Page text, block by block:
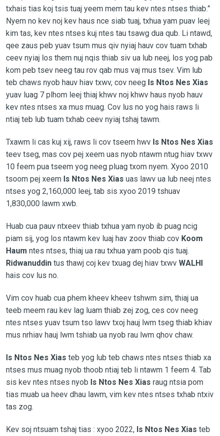
txhais tias koj tsis tuaj yeem mem tau kev ntes ntses thiab.”
Nyem no kev noj kev haus nce siab tuaj, txhua yam puav leej
kim tas, kev ntes ntses kuj ntes tau tsawg dua qub. Li ntawd,
qee zaus peb yuav tsum mus qiv nyiaj hauv cov tuam txhab
ceev nyiaj los them nuj nqis thiab siv ua lub neej, los yog pab
kom peb tsev neeg tau rov qab mus vaj mus tsev. Vim lub
teb chaws nyob hauv hiav txwv, cov neeg Is Ntos Nes Xias
yuav luag 7 plhom leej thiaj khwv noj khwv haus nyob hauv
kev ntes ntses xa mus muag. Cov lus no yog hais raws li
ntiaj teb lub tuam txhab ceev nyiaj tshaj tawm.
Txawm li cas kuj xij, raws li cov tseem hwv Is Ntos Nes Xias
teev tseg, mas cov pej xeem uas nyob ntawm ntug hiav txwv
10 feem pua tseem yog neeg pluag txom nyem. Xyoo 2010
tsoom pej xeem Is Ntos Nes Xias uas lawv ua lub neej ntes
ntses yog 2,160,000 leej, tab sis xyoo 2019 tshuav
1,830,000 lawm xwb.
Huab cua pauv ntxeev thiab txhua yam nyob ib puag ncig
piam sij, yog los ntawm kev luaj hav zoov thiab cov Koom
Haum ntes ntses, thiaj ua rau txhua yam poob qis tuaj.
Ridwanuddintus thawj coj kev txuag dej hiav txwv WALHI
hais cov lus no.
Vim cov huab cua phem kheev kheev tshwm sim, thiaj ua
teeb meem rau kev lag luam thiab zej zog, ces cov neeg
ntes ntses yuav tsum tso lawv txoj hauj lwm tseg thiab khiav
mus nrhiav hauj lwm tshiab ua nyob rau lwm qhov chaw.
Is Ntos Nes Xias teb yog lub teb chaws ntes ntses thiab xa
ntses mus muag nyob thoob ntiaj teb li ntawm 1 feem 4. Tab
sis kev ntes ntses nyob Is Ntos Nes Xias raug ntsia pom
tias muab ua heev dhau lawm, vim kev ntes ntses txhab ntxiv
tas zog.
Kev soj ntsuam tshaj tias : xyoo 2022, Is Ntos Nes Xias teb